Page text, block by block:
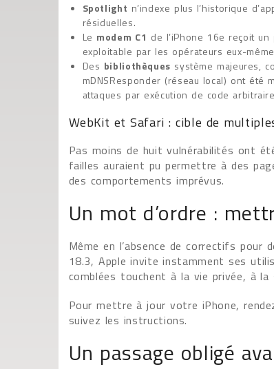
Spotlight n’indexe plus l’historique
résiduelles.
Le modem C1 de l’iPhone 16e reçoit
exploitable par les opérateurs eux-
Des bibliothèques système majeures,
mDNSResponder (réseau local) ont
attaques par exécution de code
WebKit et Safari : cible de
Pas moins de huit vulnérabilités ont
failles auraient pu permettre à des
des comportements imprévus.
Un mot d’ordre :
Même en l’absence de correctifs
18.3, Apple invite instamment ses
comblées touchent à la vie privée, à
Pour mettre à jour votre iPhone,
suivez les instructions.
Un passage obligé